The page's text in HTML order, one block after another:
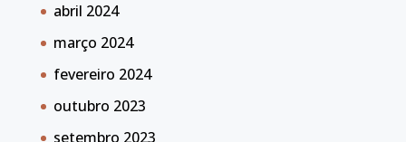
abril 2024
março 2024
fevereiro 2024
outubro 2023
setembro 2023